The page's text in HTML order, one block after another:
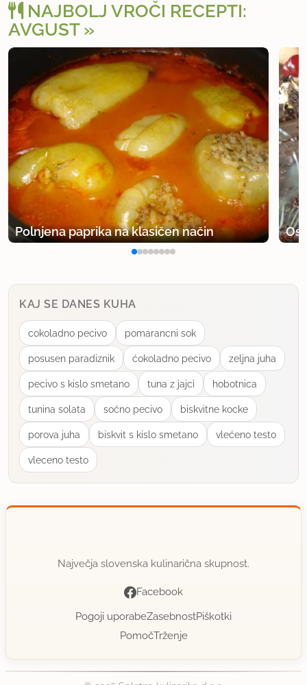
NAJBOLJ VROČI RECEPTI:
AVGUST
Polnjena paprika na klasičen način
KAJ SE DANES KUHA
cokoladno pecivo pomarancni sok
posusen paradiznik ćokoladno pecivo zeljna juha
pecivo s kislo smetano tuna z jajci hobotnica
tunina solata soćno pecivo biskvitne kocke
porova juha biskvit s kislo smetano vlećeno testo
vleceno testo
Največja slovenska kulinarična skupnost.
Facebook
Pogoji uporabeZasebnostPiškotki
PomočTrženje